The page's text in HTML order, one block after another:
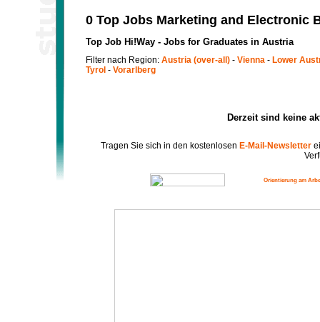
0 Top Jobs Marketing and Electronic
Top Job Hi!Way - Jobs for Graduates in Austria
Filter nach Region: Austria (over-all) - Vienna - Lower
Tyrol - Vorarlberg
Derzeit sind keine
Tragen Sie sich in den kostenlosen E-Mail-Newsletter
Orientierung am